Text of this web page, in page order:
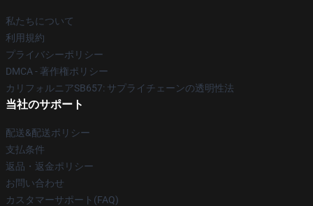
私たちについて
利用規約
プライバシーポリシー
DMCA - 著作権ポリシー
カリフォルニアSB657: サプライチェーンの透明性法
当社のサポート
配送&配送ポリシー
支払条件
返品・返金ポリシー
お問い合わせ
カスタマーサポート(FAQ)